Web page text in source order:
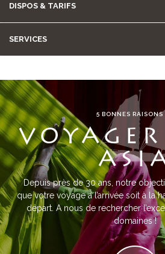
DISPOS & TARIFS
SERVICES
5 BONNES RAISONS
Depuis près de 30 ans, notre
que votre voyage à l’arrivée soit à la
départ. A nous de rechercher
domaines !